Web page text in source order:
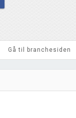
Gå til branchesiden